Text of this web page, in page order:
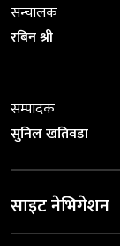
सन्चालक
रबिन श्री
सम्पादक
सुनिल खतिवडा
साइट नेभिगेशन